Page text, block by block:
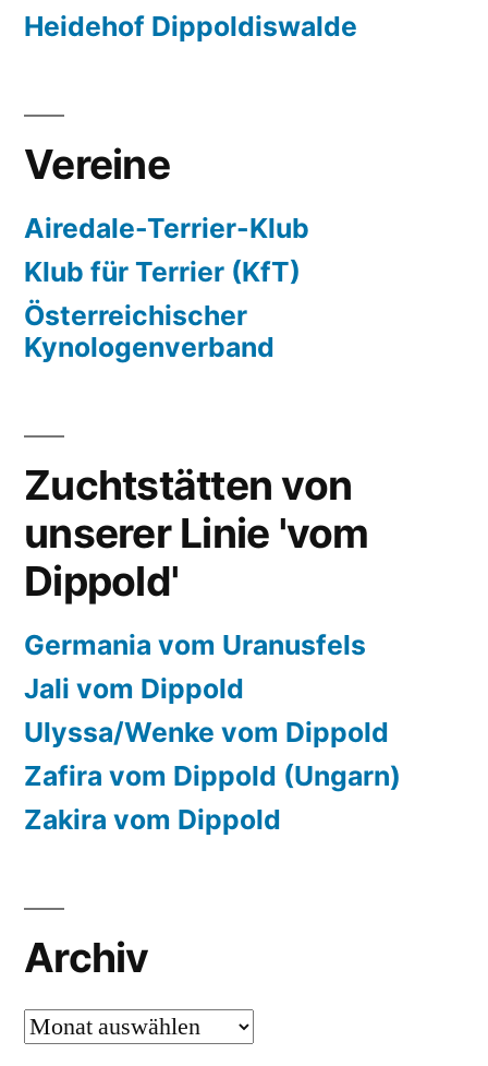
Heidehof Dippoldiswalde
Vereine
Airedale-Terrier-Klub
Klub für Terrier (KfT)
Österreichischer
Kynologenverband
Zuchtstätten von
unserer Linie 'vom
Dippold'
Germania vom Uranusfels
Jali vom Dippold
Ulyssa/Wenke vom Dippold
Zafira vom Dippold (Ungarn)
Zakira vom Dippold
Archiv
Archiv